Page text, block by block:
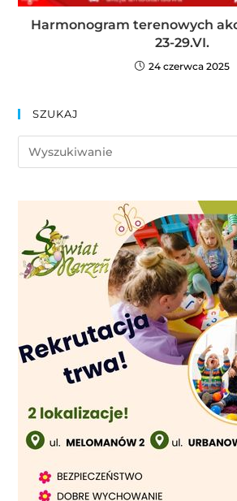
Harmonogram terenowych
23-29.VI.
24 czerwca 2025
SZUKAJ